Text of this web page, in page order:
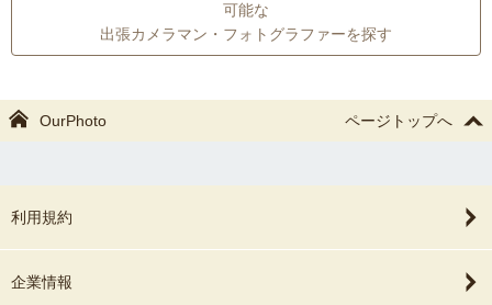
可能な
出張カメラマン・フォトグラファーを探す
OurPhoto ページトップへ
利用規約
企業情報